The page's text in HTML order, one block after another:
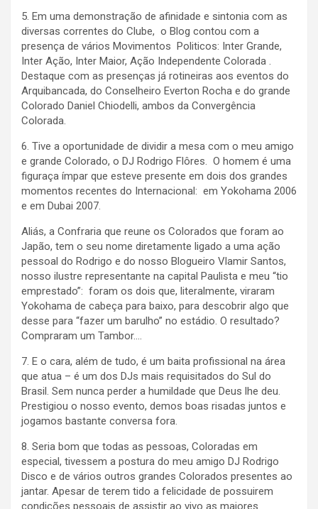
5. Em uma demonstração de afinidade e sintonia com as
diversas correntes do Clube, o Blog contou com a
presença de vários Movimentos Politicos: Inter Grande,
Inter Ação, Inter Maior, Ação Independente Colorada .
Destaque com as presenças já rotineiras aos eventos do
Arquibancada, do Conselheiro Everton Rocha e do grande
Colorado Daniel Chiodelli, ambos da Convergência
Colorada.
6. Tive a oportunidade de dividir a mesa com o meu amigo
e grande Colorado, o DJ Rodrigo Flôres. O homem é uma
figuraça ímpar que esteve presente em dois dos grandes
momentos recentes do Internacional: em Yokohama 2006
e em Dubai 2007.
Aliás, a Confraria que reune os Colorados que foram ao
Japão, tem o seu nome diretamente ligado a uma ação
pessoal do Rodrigo e do nosso Blogueiro Vlamir Santos,
nosso ilustre representante na capital Paulista e meu “tio
emprestado”: foram os dois que, literalmente, viraram
Yokohama de cabeça para baixo, para descobrir algo que
desse para “fazer um barulho” no estádio. O resultado?
Compraram um Tambor….
7. E o cara, além de tudo, é um baita profissional na área
que atua – é um dos DJs mais requisitados do Sul do
Brasil. Sem nunca perder a humildade que Deus lhe deu.
Prestigiou o nosso evento, demos boas risadas juntos e
jogamos bastante conversa fora.
8. Seria bom que todas as pessoas, Coloradas em
especial, tivessem a postura do meu amigo DJ Rodrigo
Disco e de vários outros grandes Colorados presentes ao
jantar. Apesar de terem tido a felicidade de possuirem
condições pessoais de assistir ao vivo as maiores